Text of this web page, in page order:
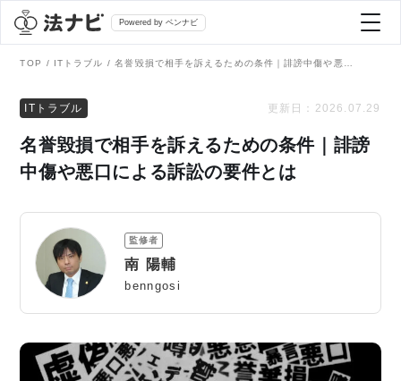
Powered by ベンナビ
全て
刑事事件
債務整理
離婚問題
弁護士を探す
AI Search Premium
掲載をご検討の弁護士の方へ
TOP ITトラブル
ITトラブル 更新日： 2026.07.29
名誉毀損で相手を訴えるための条件｜誹謗
中傷や悪口による訴訟の要件とは
監修者
南 陽輔
benngosi